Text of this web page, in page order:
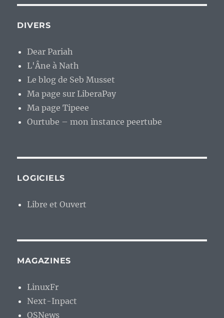
DIVERS
Dear Pariah
L'Âne à Nath
Le blog de Seb Musset
Ma page sur LiberaPay
Ma page Tipeee
Ourtube – mon instance peertube
LOGICIELS
Libre et Ouvert
MAGAZINES
LinuxFr
Next-Inpact
OSNews